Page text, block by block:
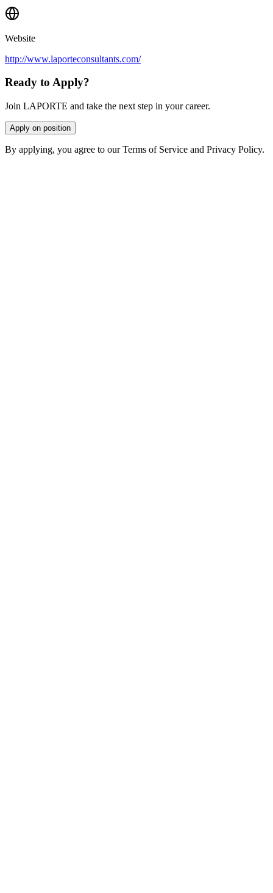
Website
http://www.laporteconsultants.com/
Ready to Apply?
Join LAPORTE and take the next step in your career.
Apply on position
By applying, you agree to our Terms of Service and Privacy Policy.